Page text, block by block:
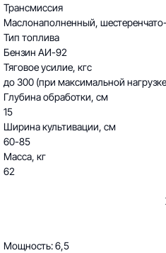
Трансмиссия
Маслонаполненный,
Тип топлива
Бензин АИ-92
Тяговое усилие, кгс
до 300 (при максимальной
Глубина обработки, см
15
Ширина культивации, см
60-85
Масса, кг
62
Мощность: 6,5